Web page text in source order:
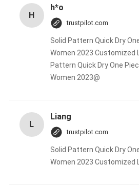
H
h*o
trustpilot.com
Solid Pattern Quick Dry
Women 2023 Customized
Pattern Quick Dry One
Women 2023@
L
Liang
trustpilot.com
Solid Pattern Quick Dry
Women 2023 Customized